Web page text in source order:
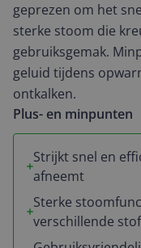
geprezen om het
sterke stoom die
gebruiksgemak.
geluid tijdens
ontkalken.
Plus- en minpunten
Strijkt snel en
afneemt
Sterke
verschillende